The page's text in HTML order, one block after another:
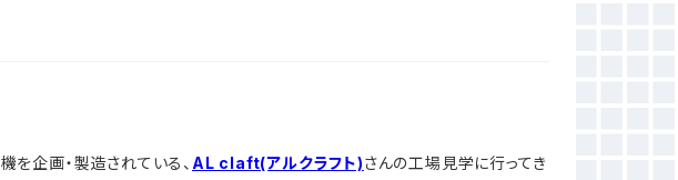
を企画・製造されている、 AL claft(アルクラフト)さんの工場見学に行ってき